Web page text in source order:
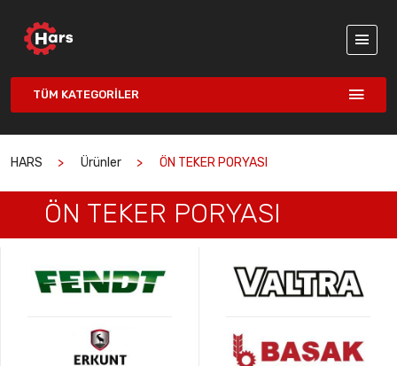
TÜM KATEGORILER
HARS Ürünler ÖN TEKER PORYASI
ÖN TEKER PORYASI